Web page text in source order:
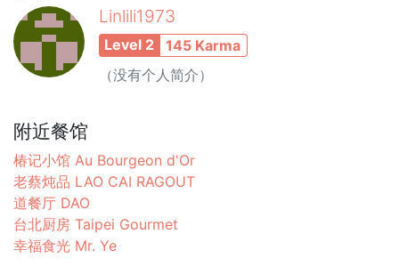
Linlili1973
Level 2
145 Karma
（没有个人简介）
附近餐馆
椿记小馆 Au Bourgeon d'Or
老蔡炖品 LAO CAI RAGOUT
道餐厅 DAO
台北厨房 Taipei Gourmet
幸福食光 Mr. Ye